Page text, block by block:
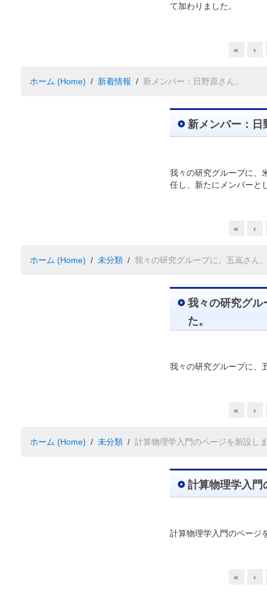
て加わりました。
« ‹
ホーム (Home) 新着情報 新メンバー：日野原さん。
新メンバー：日
我々の研究グループに、
任し、新たにメンバーと
« ‹
ホーム (Home) 未分類 我々の研究グループに、五嶌さん
我々の研究グル
た。
我々の研究グループに、
« ‹
ホーム (Home) 未分類 計算物理学入門のページを新設し
計算物理学入門
計算物理学入門のページ
« ‹